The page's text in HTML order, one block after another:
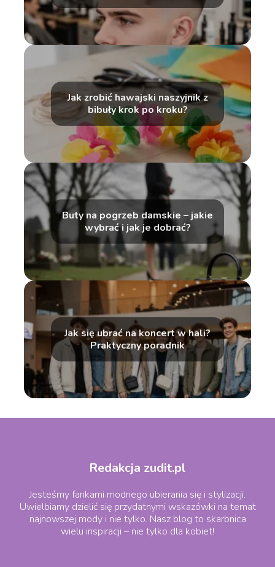
Jak zrobić hawajski naszyjnik z
bibuły krok po kroku?
Buty na pogrzeb damskie – jakie
wybrać i jak je dobrać?
Jak się ubrać na koncert w hali?
Praktyczny poradnik
Redakcja zudit.pl
Jesteśmy fankami modnego ubierania się i stylizacji.
Uwielbiamy dzielić się przydatnymi wskazówki na temat
najnowszej mody i nie tylko. Nasz blog to skarbnica
wielu inspiracji – nie tylko dla kobiet!